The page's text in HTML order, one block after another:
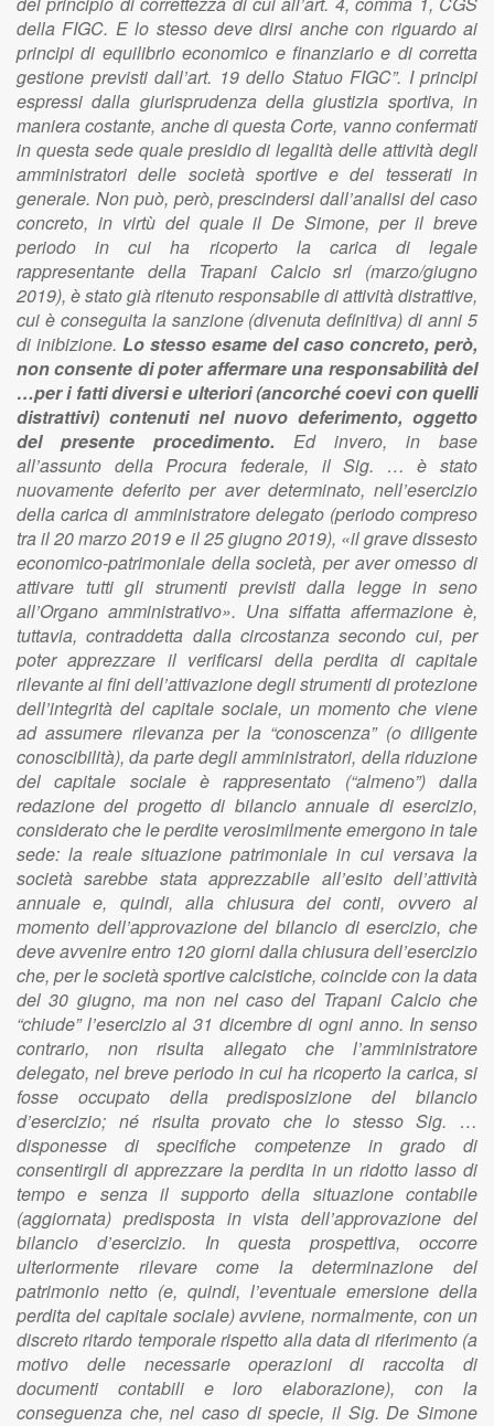
della FIGC. E lo stesso deve dirsi anche con riguardo ai
principi di equilibrio economico e finanziario e di corretta
gestione previsti dall’art. 19 dello Statuo FIGC”. I principi
espressi dalla giurisprudenza della giustizia sportiva, in
maniera costante, anche di questa Corte, vanno confermati
in questa sede quale presidio di legalità delle attività degli
amministratori delle società sportive e dei tesserati in
generale. Non può, però, prescindersi dall’analisi del caso
concreto, in virtù del quale il De Simone, per il breve
periodo in cui ha ricoperto la carica di legale
rappresentante della Trapani Calcio srl (marzo/giugno
2019), è stato già ritenuto responsabile di attività distrattive,
cui è conseguita la sanzione (divenuta definitiva) di anni 5
di inibizione. Lo stesso esame del caso concreto, però,
non consente di poter affermare una responsabilità del
…per i fatti diversi e ulteriori (ancorché coevi con quelli
distrattivi) contenuti nel nuovo deferimento, oggetto
del presente procedimento. Ed invero, in base
all’assunto della Procura federale, il Sig. … è stato
nuovamente deferito per aver determinato, nell’esercizio
della carica di amministratore delegato (periodo compreso
tra il 20 marzo 2019 e il 25 giugno 2019), «il grave dissesto
economico-patrimoniale della società, per aver omesso di
attivare tutti gli strumenti previsti dalla legge in seno
all’Organo amministrativo». Una siffatta affermazione è,
tuttavia, contraddetta dalla circostanza secondo cui, per
poter apprezzare il verificarsi della perdita di capitale
rilevante ai fini dell’attivazione degli strumenti di protezione
dell’integrità del capitale sociale, un momento che viene
ad assumere rilevanza per la “conoscenza” (o diligente
conoscibilità), da parte degli amministratori, della riduzione
del capitale sociale è rappresentato (“almeno”) dalla
redazione del progetto di bilancio annuale di esercizio,
considerato che le perdite verosimilmente emergono in tale
sede: la reale situazione patrimoniale in cui versava la
società sarebbe stata apprezzabile all’esito dell’attività
annuale e, quindi, alla chiusura dei conti, ovvero al
momento dell’approvazione del bilancio di esercizio, che
deve avvenire entro 120 giorni dalla chiusura dell’esercizio
che, per le società sportive calcistiche, coincide con la data
del 30 giugno, ma non nel caso del Trapani Calcio che
“chiude” l’esercizio al 31 dicembre di ogni anno. In senso
contrario, non risulta allegato che l’amministratore
delegato, nel breve periodo in cui ha ricoperto la carica, si
fosse occupato della predisposizione del bilancio
d’esercizio; né risulta provato che lo stesso Sig. …
disponesse di specifiche competenze in grado di
consentirgli di apprezzare la perdita in un ridotto lasso di
tempo e senza il supporto della situazione contabile
(aggiornata) predisposta in vista dell’approvazione del
bilancio d’esercizio. In questa prospettiva, occorre
ulteriormente rilevare come la determinazione del
patrimonio netto (e, quindi, l’eventuale emersione della
perdita del capitale sociale) avviene, normalmente, con un
discreto ritardo temporale rispetto alla data di riferimento (a
motivo delle necessarie operazioni di raccolta di
documenti contabili e loro elaborazione), con la
conseguenza che, nel caso di specie, il Sig. De Simone